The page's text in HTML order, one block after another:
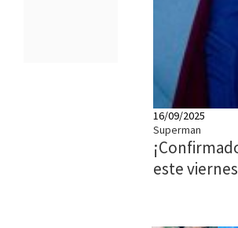
16/09/2025
Superman
este viernes